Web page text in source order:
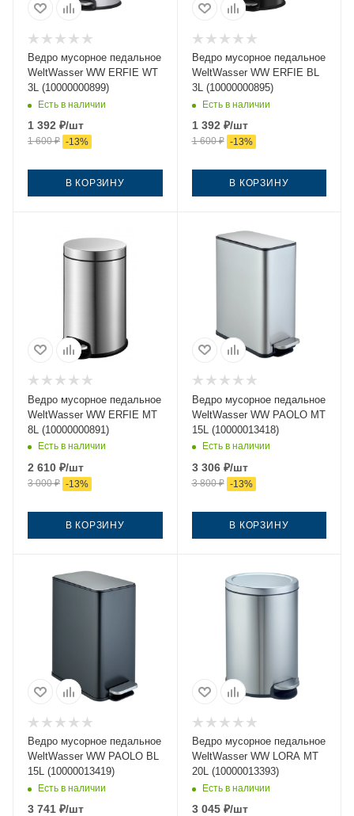
Ведро мусорное педальное
WeltWasser WW ERFIE WT
3L (10000000899)
Есть в наличии
1 392 ₽/шт
1 600₽ -13%
В КОРЗИНУ
Ведро мусорное педальное
WeltWasser WW ERFIE BL
3L (10000000895)
Есть в наличии
1 392 ₽/шт
1 600₽ -13%
В КОРЗИНУ
Ведро мусорное педальное
WeltWasser WW ERFIE MT
8L (10000000891)
Есть в наличии
2 610 ₽/шт
3 000₽ -13%
В КОРЗИНУ
Ведро мусорное педальное
WeltWasser WW PAOLO MT
15L (10000013418)
Есть в наличии
3 306₽/шт
3 800₽ -13%
В КОРЗИНУ
Ведро мусорное педальное
WeltWasser WW PAOLO BL
15L (10000013419)
Есть в наличии
3 741 ₽/шт
Ведро мусорное педальное
WeltWasser WW LORA MT
20L (10000013393)
Есть в наличии
3 045₽/шт